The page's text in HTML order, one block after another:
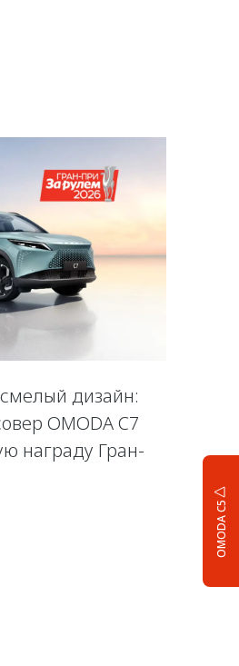
OMODA C5
смелый дизайн:
OMODA C7
награду Гран-